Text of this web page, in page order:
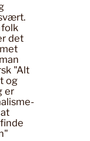
folk
det
"Alt
og
er